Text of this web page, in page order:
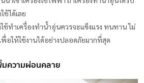
ช้ได้เลย
ช้ทำเครื่องทำน้ำอุ่นควรจะแข็งแรง ทนทาน ไม่
อให้ใช้งานได้อย่างปลอดภัยมากที่สุด
ความผ่อนคลาย